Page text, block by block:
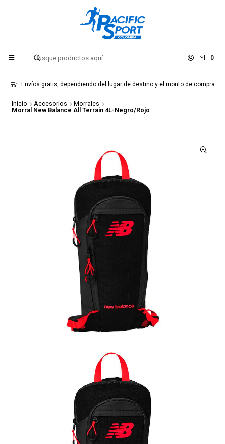
0
Envíos gratis, dependiendo del lugar de destino y el monto de compra
Inicio Accesorios
Morrales
Morral New Balance All Terrain 4L-Negro/Rojo